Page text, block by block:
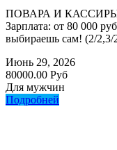
ПОВАРА И
Зарплата: от 80 000
выбираешь сам! (2/2,3/
Июнь 29, 2026
80000.00 Руб
Для мужчин
Подробней